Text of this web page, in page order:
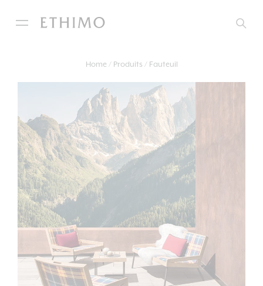
Home Produits Fauteuil